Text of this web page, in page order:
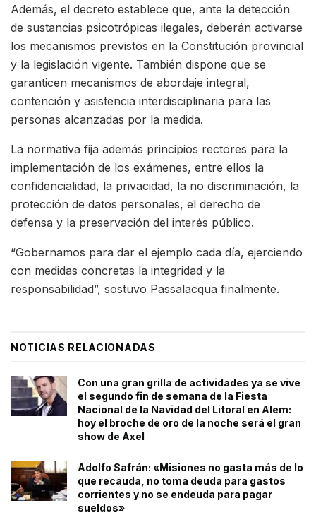
Además, el decreto establece que, ante la detección
de sustancias psicotrópicas ilegales, deberán activarse
los mecanismos previstos en la Constitución provincial
y la legislación vigente. También dispone que se
garanticen mecanismos de abordaje integral,
contención y asistencia interdisciplinaria para las
personas alcanzadas por la medida.
La normativa fija además principios rectores para la
implementación de los exámenes, entre ellos la
confidencialidad, la privacidad, la no discriminación, la
protección de datos personales, el derecho de
defensa y la preservación del interés público.
“Gobernamos para dar el ejemplo cada día, ejerciendo
con medidas concretas la integridad y la
responsabilidad”, sostuvo Passalacqua finalmente.
NOTICIAS RELACIONADAS
Con una gran grilla de actividades ya se vive
el segundo fin de semana de la Fiesta
Nacional de la Navidad del Litoral en Alem:
hoy el broche de oro de la noche será el gran
show de Axel
Adolfo Safrán: «Misiones no gasta más de lo
que recauda, no toma deuda para gastos
corrientes y no se endeuda para pagar
sueldos»